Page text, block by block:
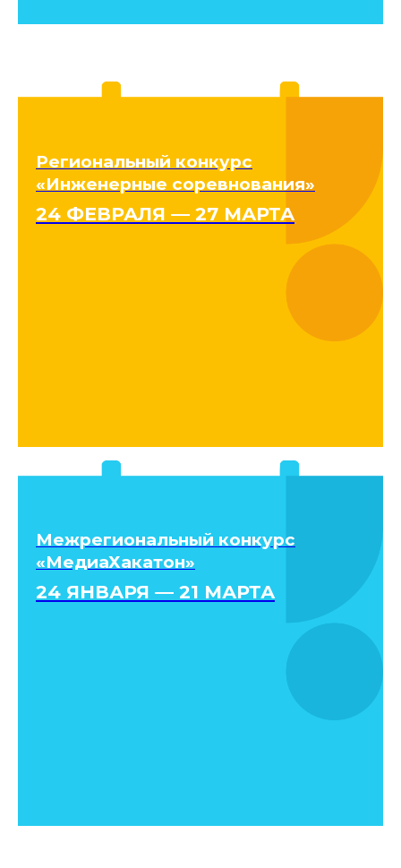
Региональный конкурс
«Инженерные соревнования»
24 ФЕВРАЛЯ — 27 МАРТА
Межрегиональный конкурс
«МедиаХакатон»
24 ЯНВАРЯ — 21 МАРТА